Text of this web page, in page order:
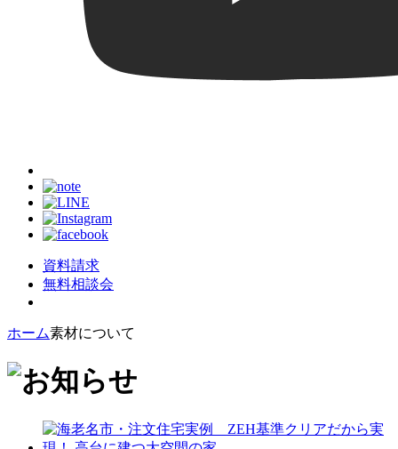
資料請求
無料相談会
ホーム素材について